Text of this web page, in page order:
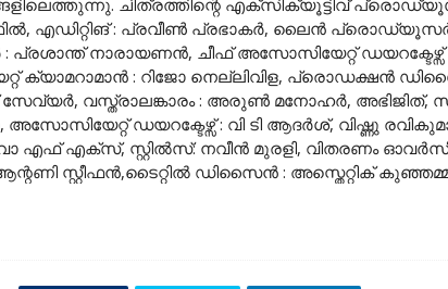
ചിത്രത്തിന്റെ എക്സിക്യൂട്ടിവ്
എഡിറ്റിങ് : പ്രവീൺ പ്രഭാകർ, ലൈൻ
പ്രശാന്ത് നാരായണൻ, ചീഫ് അസോസിയേറ്റ്
ക്യാമറാമാൻ : റിജോ നെല്ലിവിള, പ്രൊഡക്ഷൻ
വസ്ത്രാലങ്കാരം : അരുൺ മനോഹർ,
ഡയറക്ടേഴ്സ് : വി ടി ആദർശ്, വിഷ്ണു
എഫ് എക്സ്, സ്റ്റിൽസ്: നവീൻ മുരളി, വിതരണം
സ്റ്റീഫൻ,ടൈറ്റിൽ ഡിസൈൻ : അസ്തെറ്റിക്